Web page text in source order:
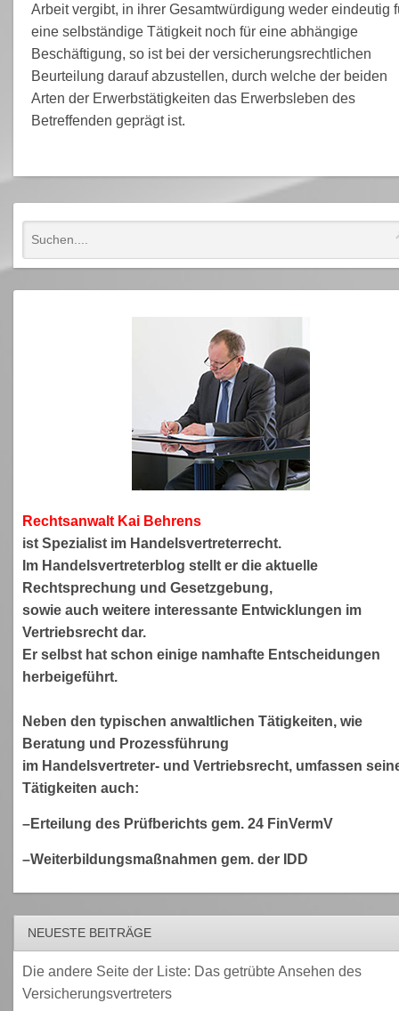
Arbeit vergibt, in ihrer Gesamtwürdigung weder eindeutig
eine selbständige Tätigkeit noch für eine abhängige
Beschäftigung, so ist bei der versicherungsrechtlichen
Beurteilung darauf abzustellen, durch welche der beiden
Arten der Erwerbstätigkeiten das Erwerbsleben des
Betreffenden geprägt ist.
Rechtsanwalt Kai Behrens
ist Spezialist im Handelsvertreterrecht.
Im Handelsvertreterblog stellt er die aktuelle
Rechtsprechung und Gesetzgebung,
sowie auch weitere interessante Entwicklungen im
Vertriebsrecht dar.
Er selbst hat schon einige namhafte Entscheidungen
herbeigeführt.
Neben den typischen anwaltlichen Tätigkeiten, wie
Beratung und Prozessführung
im Handelsvertreter- und Vertriebsrecht, umfassen
Tätigkeiten auch:
–Erteilung des Prüfberichts gem. 24 FinVermV
–Weiterbildungsmaßnahmen gem. der IDD
NEUESTE BEITRÄGE
Die andere Seite der Liste: Das getrübte Ansehen des
Versicherungsvertreters